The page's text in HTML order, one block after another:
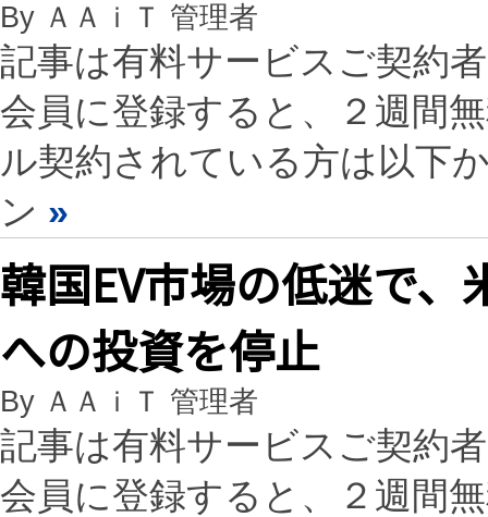
By ＡＡｉＴ 管理者
記事は有料サービスご契約
会員に登録すると、２週間
ル契約されている方は以下
ン »
韓国EV市場の低迷で
への投資を停止
By ＡＡｉＴ 管理者
記事は有料サービスご契約
会員に登録すると、２週間